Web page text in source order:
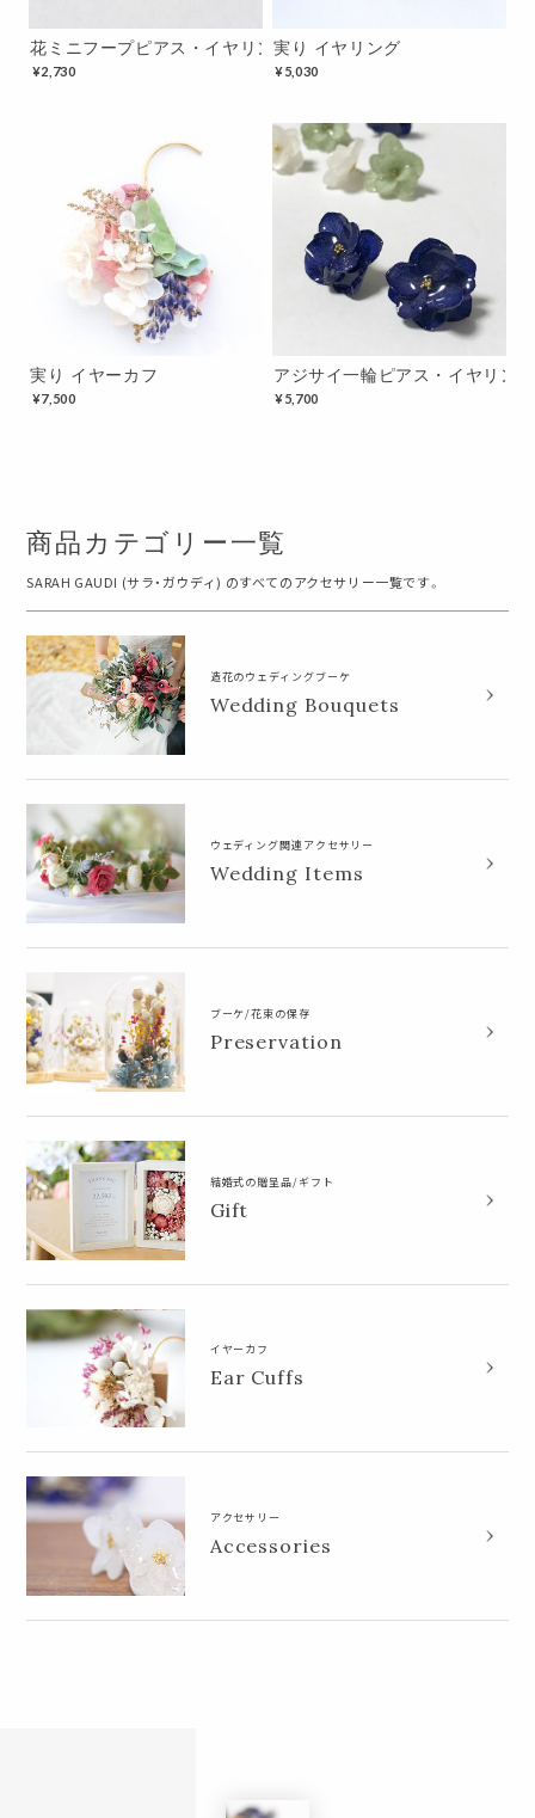
花ミニフープピアス・イヤリング イエロー
¥2,730
実り イヤリング
¥5,030
実り イヤーカフ
¥7,500
アジサイ一輪ピアス・イヤリン
¥5,700
商品カテゴリー一覧
SARAH GAUDI (サラ・ガウディ) のすべてのアクセサリー一覧です。
造花のウェディングブーケ
Wedding Bouquets
ウェディング関連アクセサリー
Wedding Items
ブーケ/花束の保存
Preservation
結婚式の贈呈品/ギフト
Gift
イヤーカフ
Ear Cuffs
アクセサリー
Accessories